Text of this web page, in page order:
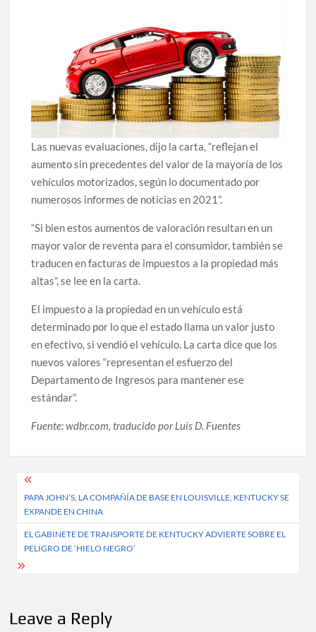
Las nuevas evaluaciones, dijo la carta, “reflejan el
aumento sin precedentes del valor de la mayoría de los
vehículos motorizados, según lo documentado por
numerosos informes de noticias en 2021”.
“Si bien estos aumentos de valoración resultan en un
mayor valor de reventa para el consumidor, también se
traducen en facturas de impuestos a la propiedad más
altas”, se lee en la carta.
El impuesto a la propiedad en un vehículo está
determinado por lo que el estado llama un valor justo
en efectivo, si vendió el vehículo. La carta dice que los
nuevos valores “representan el esfuerzo del
Departamento de Ingresos para mantener ese
estándar”.
Fuente: wdbr.com, traducido por Luis D. Fuentes
Post
navigation
PAPA JOHN’S, LA COMPAÑÍA DE BASE EN LOUISVILLE, KENTUCKY SE
EXPANDE EN CHINA
EL GABINETE DE TRANSPORTE DE KENTUCKY ADVIERTE SOBRE EL
PELIGRO DE ‘HIELO NEGRO’
Leave a Reply